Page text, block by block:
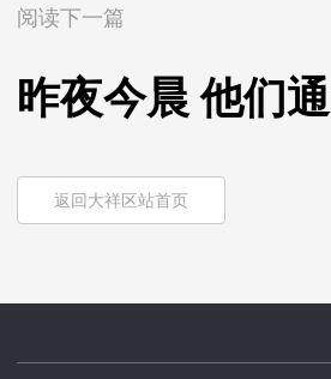
阅读下一篇
昨夜今晨 他们
返回大祥区站首页